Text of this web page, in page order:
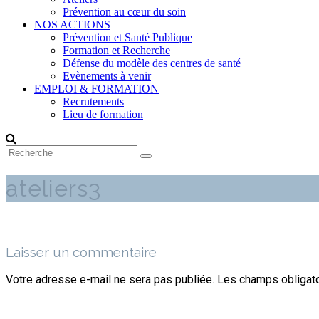
Prévention au cœur du soin
NOS ACTIONS
Prévention et Santé Publique
Formation et Recherche
Défense du modèle des centres de santé
Evènements à venir
EMPLOI & FORMATION
Recrutements
Lieu de formation
ateliers3
Laisser un commentaire
Votre adresse e-mail ne sera pas publiée. Les champs